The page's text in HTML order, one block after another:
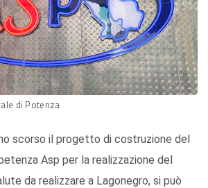
di Potenza
scorso il progetto di costruzione del
Asp per la realizzazione del
da realizzare a Lagonegro, si può